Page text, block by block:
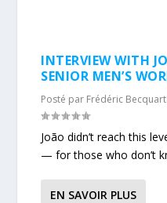
INTERVIEW WITH
SENIOR MEN’S
Posté par Frédéric Becquart
João didn’t reach this
— for those who don’t
EN SAVOIR PLUS